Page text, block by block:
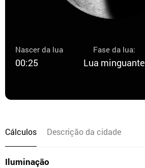
Nascer da lua
00:25
Fase da lua:
Lua minguante
Cálculos Descrição da cidade
Iluminação